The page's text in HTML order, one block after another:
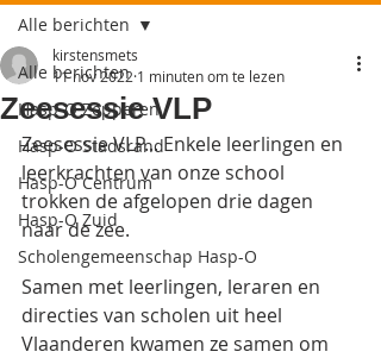
Alle berichten
Hasp-O Zepperen
Hasp-O Stadsrand
Hasp-O Centrum
Hasp-O Zuid
Scholengemeenschap Hasp-O
Alle berichten
Zeesessie VLP
kirstensmets
11 nov 2022 1 minuten om te lezen
Zeesessie VLP... Enkele leerlingen en
leerkrachten van onze school
trokken de afgelopen drie dagen
naar de zee.
Samen met leerlingen, leraren en
directies van scholen uit heel
Vlaanderen kwamen ze samen om